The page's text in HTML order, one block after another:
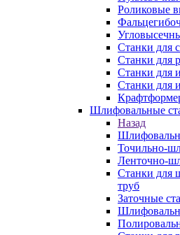
Роликовые
Станки для
Станки для
Станки для
Станки для
Шлифовальные
Назад
Точильно-
Ленточно-
Станки для
труб
Заточные